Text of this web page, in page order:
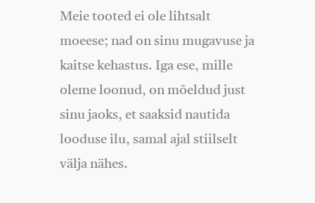
Meie tooted ei ole lihtsalt
moeese; nad on sinu mugavuse ja
kaitse kehastus. Iga ese, mille
oleme loonud, on mõeldud just
sinu jaoks, et saaksid nautida
looduse ilu, samal ajal stiilselt
välja nähes.